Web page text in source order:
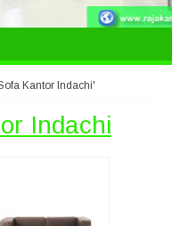
Kantor Indachi'
Indachi